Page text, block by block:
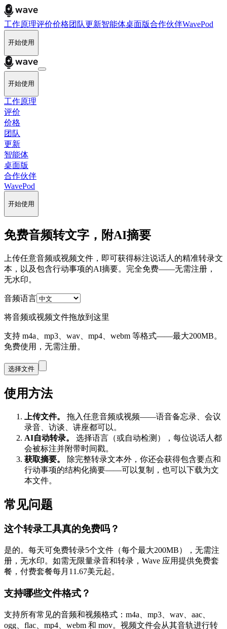
工作原理评价价格团队更新智能体桌面版合作伙伴WavePod
开始使用
开始使用
工作原理
评价
价格
团队
更新
智能体
桌面版
合作伙伴
WavePod
开始使用
免费音频转文字，附AI摘要
上传任意音频或视频文件，即可获得标注说话人的精准转录文
本，以及包含行动事项的AI摘要。完全免费——无需注册，
无水印。
音频语言
将音频或视频文件拖放到这里
支持 m4a、mp3、wav、mp4、webm 等格式——最大200MB。
免费使用，无需注册。
选择文件
使用方法
上传文件。
拖入任意音频或视频——语音备忘录、会议
录音、访谈、讲座都可以。
AI自动转录。
选择语言（或自动检测），每位说话人都
会被标注并附带时间戳。
获取摘要。
除完整转录文本外，你还会获得包含要点和
行动事项的结构化摘要——可以复制，也可以下载为文
本文件。
常见问题
这个转录工具真的免费吗？
是的。每天可免费转录5个文件（每个最大200MB），无需注
册，无水印。如需无限量录音和转录，Wave 应用提供免费套
餐，付费套餐每月11.67美元起。
支持哪些文件格式？
支持所有常见的音频和视频格式：m4a、mp3、wav、aac、
ogg、flac、mp4、webm 和 mov。视频文件会从其音轨进行转